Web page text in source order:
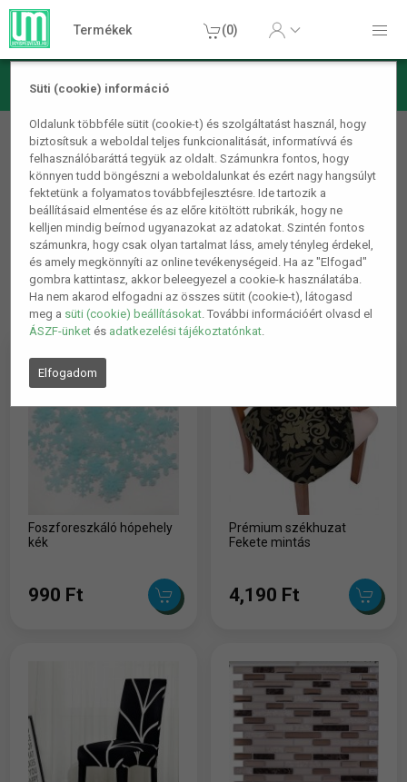
Süti (cookie) információ
Oldalunk többféle sütit (cookie-t) és szolgáltatást használ, hogy
biztosítsuk a weboldal teljes funkcionalitását, informatívvá és
felhasználóbaráttá tegyük az oldalt. Számunkra fontos, hogy
könnyen tudd böngészni a weboldalunkat és ezért nagy hangsúlyt
fektetünk a folyamatos továbbfejlesztésre. Ide tartozik a
beállításaid elmentése és az előre kitöltött rubrikák, hogy ne
kelljen mindig beírnod ugyanazokat az adatokat. Szintén fontos
számunkra, hogy csak olyan tartalmat láss, amely tényleg érdekel,
és amely megkönnyíti az online tevékenységeid. Ha az "Elfogad"
gombra kattintasz, akkor beleegyezel a cookie-k használatába.
Ha nem akarod elfogadni az összes sütit (cookie-t), látogasd
meg a süti (cookie) beállításokat. További információért olvasd el
ÁSZF-ünket és adatkezelési tájékoztatónkat.
Elfogadom
Termékek (0)
Ajándékötletek
Otthoni dekorációs termékek
1 2 4.
Foszforeszkáló hópehely
kék
990 Ft
Prémium székhuzat
Fekete mintás
4,190 Ft